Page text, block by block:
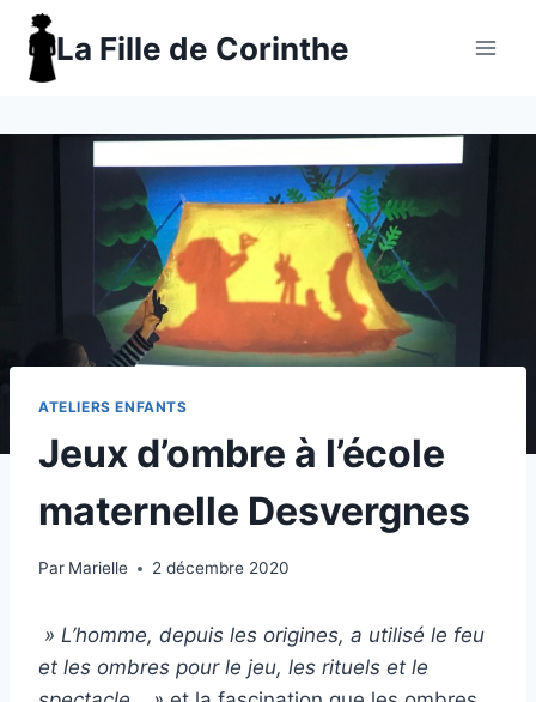
Aller
contenu
La Fille de Corinthe
ATELIERS ENFANTS
Jeux d’ombre à l’école
maternelle Desvergnes
Par Marielle 2 décembre 2020
» L’homme, depuis les origines, a utilisé le feu
et les ombres pour le jeu, les rituels et le